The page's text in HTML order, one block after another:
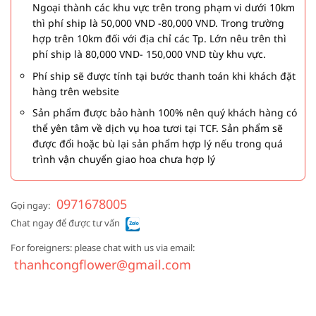
Ngoại thành các khu vực trên trong phạm vi dưới 10km
thì phí ship là 50,000 VND -80,000 VND. Trong trường
hợp trên 10km đối với địa chỉ các Tp. Lớn nêu trên thì
phí ship là 80,000 VND- 150,000 VND tùy khu vực.
Phí ship sẽ được tính tại bước thanh toán khi khách đặt
hàng trên website
Sản phẩm được bảo hành 100% nên quý khách hàng có
thể yên tâm về dịch vụ hoa tươi tại TCF. Sản phẩm sẽ
được đổi hoặc bù lại sản phẩm hợp lý nếu trong quá
trình vận chuyển giao hoa chưa hợp lý
Gọi ngay: 0971678005
Chat ngay để được tư vấn
For foreigners: please chat with us via email:
thanhcongflower@gmail.com